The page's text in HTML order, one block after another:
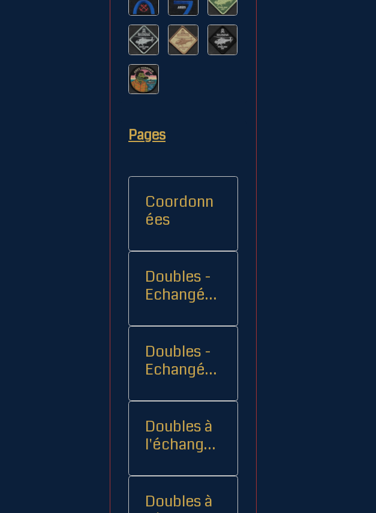
Pages
Coordonn
ées
Doubles -
Echangés 1
Doubles -
Echangés
Doubles à
l'échange
Doubles à